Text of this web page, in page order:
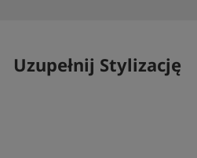
Uzupełnij Stylizację